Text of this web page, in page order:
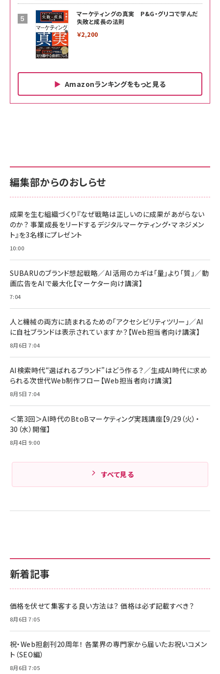
マーケティングの真実 P&G・グリコで学んだ
失敗と成長の法則
￥2,200
Amazonランキングをもっと見る
￥880
anan(アンアン)2026/06/24号 No.2500増刊
スペシャルエディション[王道エンタメの矜持／
￥1,100
anan(アンアン)2026/07/08号 No.2502[2026
￥880
ママ投資家が育休中に１億貯めた株式投資
組織の成果を最大化する ルールのデザイン
￥1,980
Amazonランキングをもっと見る
サポート正規品 メーカー保証5年 KLMEA128G
NIMASO ガラスフィルム iPhone 17 用 保護フィ
すい ガイド枠付き いPhone17 (6.3インチ) 対応
2枚セット DSP25F1698
￥1,599
￥6,980
全ワイヤレスイヤホン/アクティブノイズキャンセリ
技術基準適合】ブラック
￥5,990
ケーブル Anker絡まないケーブル 240W 結束バン
ド付き USB PD対応 シリコン素材採用 iPhone
17 / 16 / 15 / Galaxy iPad Pro MacBook
Pro/Air 各種対応 (1.8m ミッドナイトブラック)
￥1,890
サポート正規品 メーカー保証5年 KLMEA128G
Amazon eギフトカード - Amazonロゴ - クラ
￥5,000
Anker PowerLine III Flow USB-C & USB-C
Pro/Air 各種対応 (1.8m ミッドナイトブラック)
￥1,890
サッポロ 生ビール 黒ラベル 350ml 缶 24本 ビー
ル ケース買い【6/30応募〆切! 黒ラベルビヤセラー
￥4,857
新着記事
価格を伏せて集客する良い方法は？ 価格は必ず記載すべき？
8月6日 7:05
祝・Web担創刊20周年！ 各業界の専門家から届いたお祝いコメン
ト（SEO編）
8月6日 7:05
編集部からのおしらせ
成果を生む組織づくり『なぜ戦略は正しいのに成果があがらない
のか？ 事業成長をリードするデジタルマーケティング・マネジメン
ト』を3名様にプレゼント
10:00
SUBARUのブランド想起戦略／AI活用のカギは「量」より「質」／動
画広告をAIで最大化【マーケター向け講演】
7:04
人と機械の両方に読まれるための「アクセシビリティツリー」／AI
に自社ブランドは表示されていますか？【Web担当者向け講演】
8月6日 7:04
AI検索時代“選ばれるブランド”はどう作る？／生成AI時代に求め
られる次世代Web制作フロー【Web担当者向け講演】
8月5日 7:04
＜第3回＞AI時代のBtoBマーケティング実践講座【9/29（火）・
30（水）開催】
8月4日 9:00
すべて見る